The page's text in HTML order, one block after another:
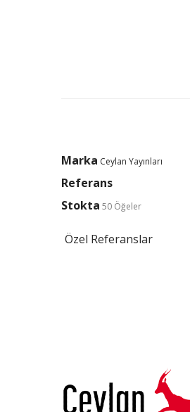
Marka Ceylan Yayınları
Referans
Stokta 50 Öğeler
Özel Referanslar